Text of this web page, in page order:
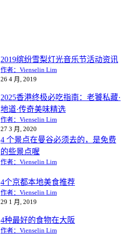
2019缤纷雪梨灯光音乐节活动资讯
作者：Vienselin Lim
26 4 月, 2019
2025香港终极必吃指南：老饕私藏·
地道·传奇美味精选
作者：Vienselin Lim
27 3 月, 2020
4 个景点在曼谷必须去的，是免费
的些景点喔
作者：Vienselin Lim
4个京都本地美食推荐
作者：Vienselin Lim
29 1 月, 2019
4种最好的食物在大阪
作者：Vienselin Lim